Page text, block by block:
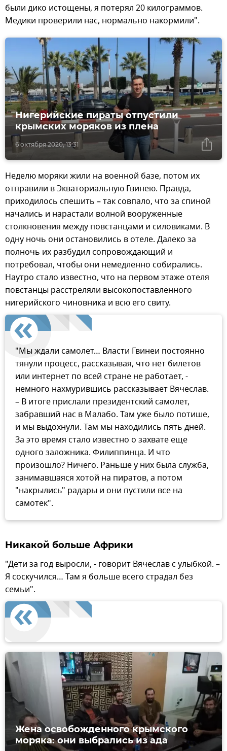
были дико истощены, я потерял 20 килограммов.
Медики проверили нас, нормально накормили".
6 октября 2020, 13:31
Нигерийские пираты отпустили
крымских моряков из плена
Неделю моряки жили на военной базе, потом их
отправили в Экваториальную Гвинею. Правда,
приходилось спешить – так совпало, что за спиной
начались и нарастали волной вооруженные
столкновения между повстанцами и силовиками. В
одну ночь они остановились в отеле. Далеко за
полночь их разбудил сопровождающий и
потребовал, чтобы они немедленно собирались.
Наутро стало известно, что на первом этаже отеля
повстанцы расстреляли высокопоставленного
нигерийского чиновника и всю его свиту.
"Мы ждали самолет… Власти Гвинеи постоянно
тянули процесс, рассказывая, что нет билетов
или интернет по всей стране не работает, -
немного нахмурившись рассказывает Вячеслав.
– В итоге прислали президентский самолет,
забравший нас в Малабо. Там уже было потише,
и мы выдохнули. Там мы находились пять дней.
За это время стало известно о захвате еще
одного заложника. Филиппинца. И что
произошло? Ничего. Раньше у них была служба,
занимавшаяся хотой на пиратов, а потом
"накрылись" радары и они пустили все на
самотек".
Никакой больше Африки
"Дети за год выросли, - говорит Вячеслав с улыбкой. –
Я соскучился… Там я больше всего страдал без
семьи".
Жена освобожденного крымского
моряка: они выбрались из ада